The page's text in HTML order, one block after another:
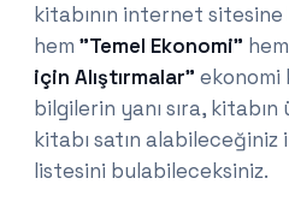
kitabının internet
hem "Temel Ekonomi"
için Alıştırmalar" ekonomi
bilgilerin yanı sıra, kitabın
kitabı satın
listesini bulabileceksiniz.